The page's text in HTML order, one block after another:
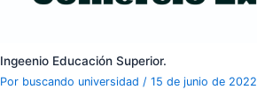
Ingeenio Educación Superior.
Por buscando universidad / 15 de junio de 2022